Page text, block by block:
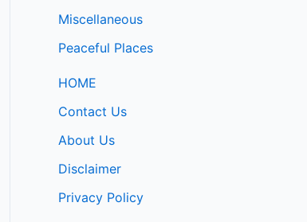
Miscellaneous
Peaceful Places
HOME
Contact Us
About Us
Disclaimer
Privacy Policy